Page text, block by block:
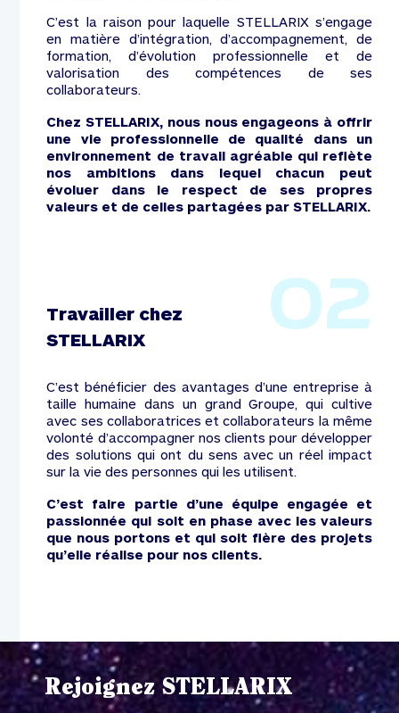
C’est la raison pour laquelle STELLARIX s’engage
en matière d’intégration, d’accompagnement, de
formation, d’évolution professionnelle et de
valorisation des compétences de ses
collaborateurs.
Chez STELLARIX, nous nous engageons à offrir
une vie professionnelle de qualité dans un
environnement de travail agréable qui reflète
nos ambitions dans lequel chacun peut
évoluer dans le respect de ses propres
valeurs et de celles partagées par STELLARIX.
Travailler chez
STELLARIX
02
C’est bénéficier des avantages d’une entreprise à
taille humaine dans un grand Groupe, qui cultive
avec ses collaboratrices et collaborateurs la même
volonté d’accompagner nos clients pour développer
des solutions qui ont du sens avec un réel impact
sur la vie des personnes qui les utilisent.
C’est faire partie d’une équipe engagée et
passionnée qui soit en phase avec les valeurs
que nous portons et qui soit fière des projets
qu’elle réalise pour nos clients.
Rejoignez STELLARIX